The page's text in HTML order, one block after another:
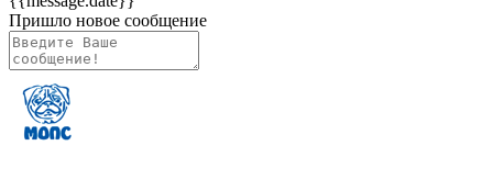
Пришло новое сообщение